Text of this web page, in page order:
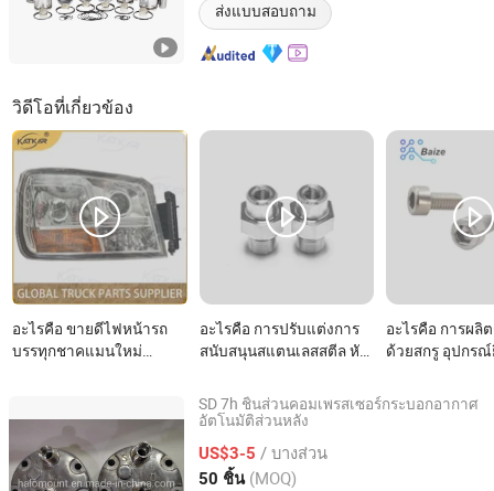
ส่งแบบสอบถาม
วิดีโอที่เกี่ยวข้อง
อะไรคือ ขายดีไฟหน้ารถ
บรรทุกชาคแมนใหม่
โมเดล HOWO และ FL ไฟ
ขวาและซ้ายสำหรับขาย
อะไรคือ การปรับแต่งการ
สนับสนุนสแตนเลสสตีล หัว
การกลึงที่มีความแม่นยำ
อะไรคือ การผลิ
ด้วยสกรู อุปกร
SD 7h ชิ้นส่วนคอมเพรสเซอร์กระบอกอากาศ
อัตโนมัติส่วนหลัง
US$3-5 / บางส่วน
50 ชิ้น (MOQ)
Hangzhou Halomount Automotive Components Co.,Ltd.
Zhejiang, China อัตราจาก 2019